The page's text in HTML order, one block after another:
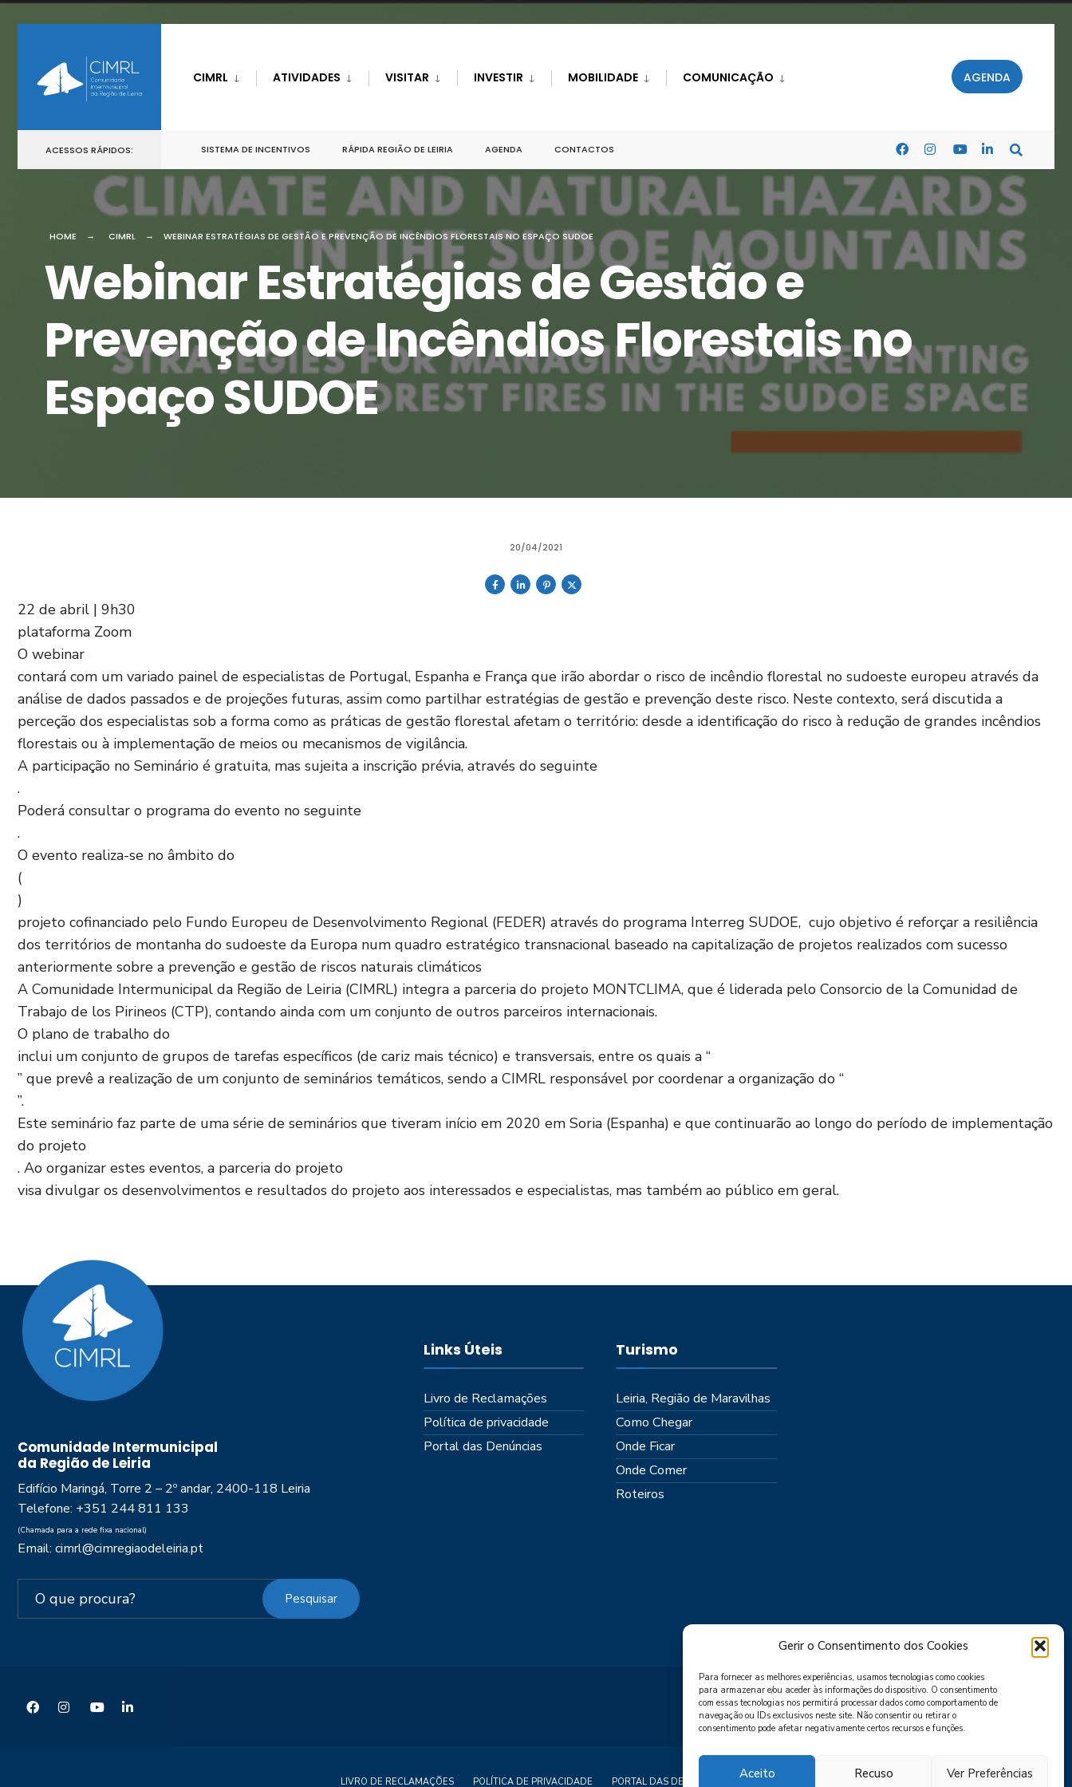
Gerir o Consentimento dos Cookies
Para fornecer as melhores experiências, usamos tecnologias como cookies
para armazenar e/ou aceder às informações do dispositivo. O consentimento
com essas tecnologias nos permitirá processar dados como comportamento de
navegação ou IDs exclusivos neste site. Não consentir ou retirar o
consentimento pode afetar negativamente certos recursos e funções.
Aceito Recuso Ver Preferências
CIMRL ATIVIDADES VISITAR INVESTIR MOBILIDADE COMUNICAÇÃO AGENDA
ACESSOS RÁPIDOS: SISTEMA DE INCENTIVOS RÁPIDA REGIÃO DE LEIRIA AGENDA CONTACTOS
HOME CIMRL WEBINAR ESTRATÉGIAS DE GESTÃO E PREVENÇÃO DE INCÊNDIOS FLORESTAIS NO ESPAÇO SUDOE
Webinar Estratégias de Gestão e
Prevenção de Incêndios Florestais no
Espaço SUDOE
20/04/2021
22 de abril | 9h30
plataforma Zoom
O webinar
contará com um variado painel de especialistas de Portugal, Espanha e França que irão abordar o risco de incêndio florestal no sudoeste europeu através da
análise de dados passados e de projeções futuras, assim como partilhar estratégias de gestão e prevenção deste risco. Neste contexto, será discutida a
perceção dos especialistas sob a forma como as práticas de gestão florestal afetam o território: desde a identificação do risco à redução de grandes incêndios
florestais ou à implementação de meios ou mecanismos de vigilância.
A participação no Seminário é gratuita, mas sujeita a inscrição prévia, através do seguinte
.
Poderá consultar o programa do evento no seguinte
.
O evento realiza-se no âmbito do
(
)
projeto cofinanciado pelo Fundo Europeu de Desenvolvimento Regional (FEDER) através do programa Interreg SUDOE, cujo objetivo é reforçar a resiliência
dos territórios de montanha do sudoeste da Europa num quadro estratégico transnacional baseado na capitalização de projetos realizados com sucesso
anteriormente sobre a prevenção e gestão de riscos naturais climáticos
A Comunidade Intermunicipal da Região de Leiria (CIMRL) integra a parceria do projeto MONTCLIMA, que é liderada pelo Consorcio de la Comunidad de
Trabajo de los Pirineos (CTP), contando ainda com um conjunto de outros parceiros internacionais.
O plano de trabalho do
inclui um conjunto de grupos de tarefas específicos (de cariz mais técnico) e transversais, entre os quais a “
” que prevê a realização de um conjunto de seminários temáticos, sendo a CIMRL responsável por coordenar a organização do “
”.
Este seminário faz parte de uma série de seminários que tiveram início em 2020 em Soria (Espanha) e que continuarão ao longo do período de implementação
do projeto
. Ao organizar estes eventos, a parceria do projeto
visa divulgar os desenvolvimentos e resultados do projeto aos interessados e especialistas, mas também ao público em geral.
Comunidade Intermunicipal
da Região de Leiria
Edifício Maringá, Torre 2 – 2º andar, 2400-118 Leiria
Telefone: +351 244 811 133
(Chamada para a rede fixa nacional)
Email: cimrl@cimregiaodeleiria.pt
Pesquisar
Links Úteis
Livro de Reclamações
Política de privacidade
Portal das Denúncias
Turismo
Leiria, Região de Maravilhas
Como Chegar
Onde Ficar
Onde Comer
Roteiros
LIVRO DE RECLAMAÇÕES POLÍTICA DE PRIVACIDADE PORTAL DAS DENÚNCIAS